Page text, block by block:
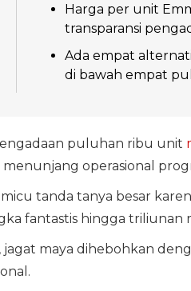
Harga per unit
transparansi
Ada empat
di bawah empat
puluhan ribu unit
menunjang operasional
tanda tanya besar
fantastis hingga triliunan
jagat maya dihebohkan